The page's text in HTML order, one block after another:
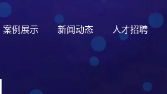
案例展示 新闻动态 人才招聘